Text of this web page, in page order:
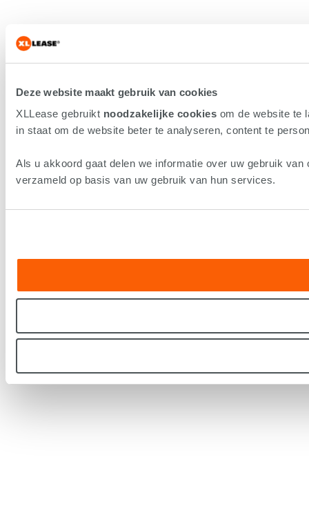
Deze website maakt gebruik van cookies
XLLease gebruikt noodzakelijke cookies om de website te
in staat om de website beter te analyseren, content te
Als u akkoord gaat delen we informatie over uw gebruik
verzameld op basis van uw gebruik van hun services.